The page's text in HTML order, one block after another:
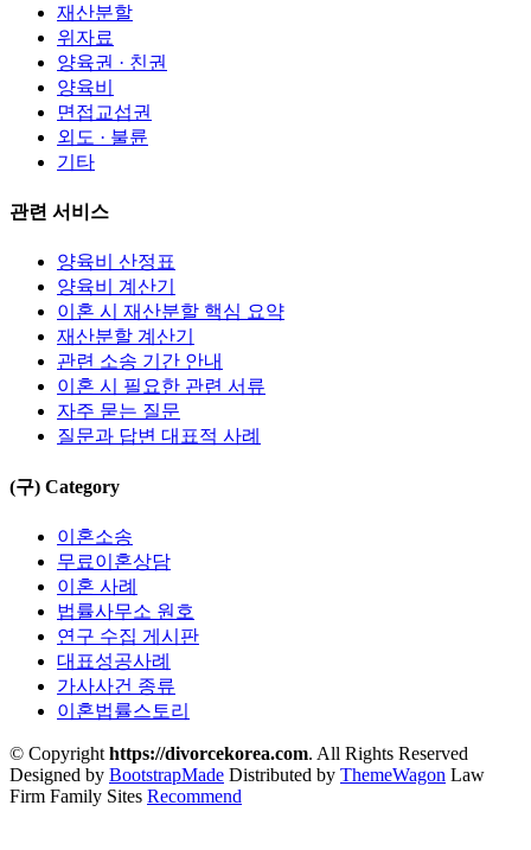
재산분할
위자료
양육권 · 친권
양육비
면접교섭권
외도 · 불륜
기타
관련 서비스
양육비 산정표
양육비 계산기
이혼 시 재산분할 핵심 요약
재산분할 계산기
관련 소송 기간 안내
이혼 시 필요한 관련 서류
자주 묻는 질문
질문과 답변 대표적 사례
(구) Category
이혼소송
무료이혼상담
이혼 사례
법률사무소 원호
연구 수집 게시판
대표성공사례
가사사건 종류
이혼법률스토리
© Copyright https://divorcekorea.com. All Rights Reserved
Designed by BootstrapMade Distributed by ThemeWagon Law
Firm Family Sites Recommend